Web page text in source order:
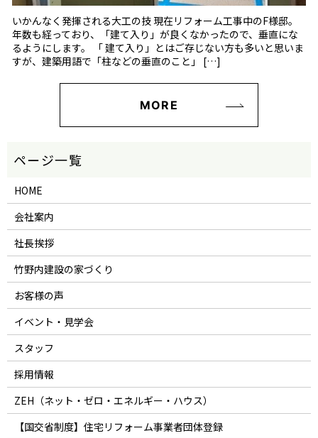
いかんなく発揮される大工の技 現在リフォーム工事中のF様邸。
年数も経っており、「建て入り」が良くなかったので、垂直にな
るようにします。 「 建て入り」とはご存じない方も多いと思いま
すが、建築用語で「柱などの垂直のこと」 […]
MORE
HOME
会社案内
社長挨拶
竹野内建設の家づくり
お客様の声
イベント・見学会
スタッフ
採用情報
ZEH（ネット・ゼロ・エネルギー・ハウス）
【国交省制度】住宅リフォーム事業者団体登録